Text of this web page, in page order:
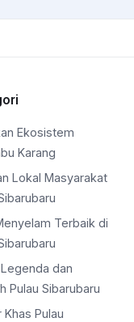
Ekosistem
Karang
Lokal Masyarakat
Terbaik di
dan
Pulau Sibarubaru
Khas Pulau